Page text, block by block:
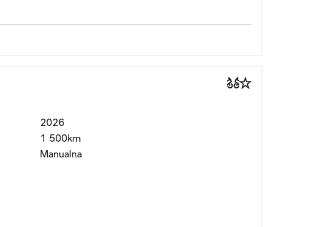
2026
1 500km
Manualna